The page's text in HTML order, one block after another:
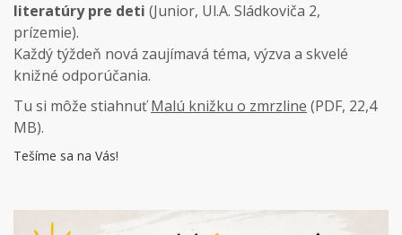
literatúry pre deti (Junior, Ul.A. Sládkoviča 2,
prízemie).
Každý týždeň nová zaujímavá téma, výzva a skvelé
knižné odporúčania.
Tu si môže stiahnuťMalú knižku o zmrzline (PDF, 22,4
MB).
Tešíme sa na Vás!